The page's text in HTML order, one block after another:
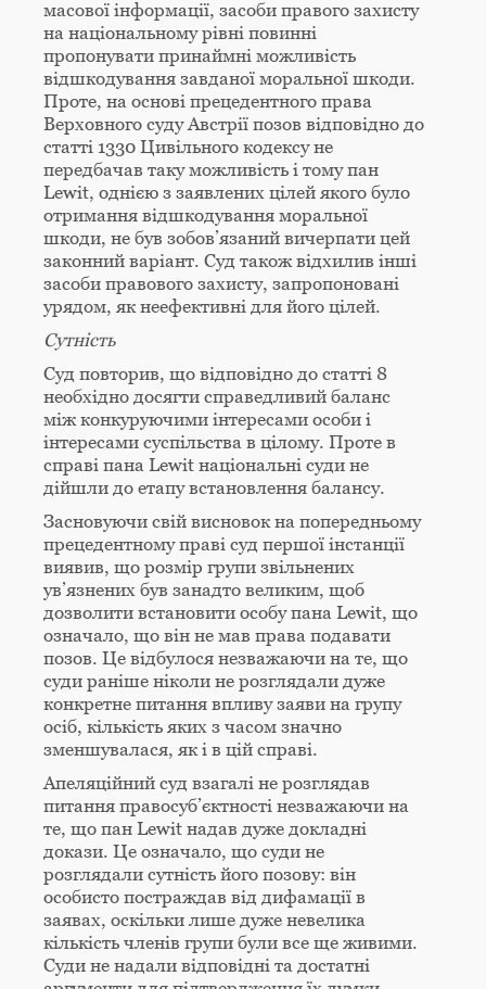
масової інформації, засоби правого захисту
на національному рівні повинні
пропонувати принаймні можливість
відшкодування завданої моральної шкоди.
Проте, на основі прецедентного права
Верховного суду Австрії позов відповідно до
статті 1330 Цивільного кодексу не
передбачав таку можливість і тому пан
Lewit, однією з заявлених цілей якого було
отримання відшкодування моральної
шкоди, не був зобов’язаний вичерпати цей
законний варіант. Суд також відхилив інші
засоби правового захисту, запропоновані
урядом, як неефективні для його цілей.
Сутність
Суд повторив, що відповідно до статті 8
необхідно досягти справедливий баланс
між конкуруючими інтересами особи і
інтересами суспільства в цілому. Проте в
справі пана Lewit національні суди не
дійшли до етапу встановлення балансу.
Засновуючи свій висновок на попередньому
прецедентному праві суд першої інстанції
виявив, що розмір групи звільнених
ув’язнених був занадто великим, щоб
дозволити встановити особу пана Lewit, що
означало, що він не мав права подавати
позов. Це відбулося незважаючи на те, що
суди раніше ніколи не розглядали дуже
конкретне питання впливу заяви на групу
осіб, кількість яких з часом значно
зменшувалася, як і в цій справі.
Апеляційний суд взагалі не розглядав
питання правосуб’єктності незважаючи на
те, що пан Lewit надав дуже докладні
докази. Це означало, що суди не
розглядали сутність його позову: він
особисто постраждав від дифамації в
заявах, оскільки лише дуже невелика
кількість членів групи були все ще живими.
Суди не надали відповідні та достатні